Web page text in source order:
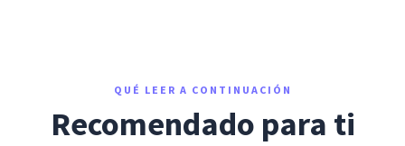
QUÉ LEER A CONTINUACIÓN
Recomendado para ti